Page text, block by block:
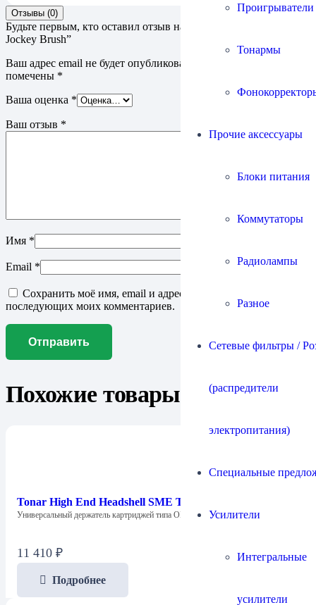
Тонармы
Прочие аксессуары
Блоки питания
Коммутаторы
Радиолампы
Разное
Сетевые фильтры /
(распредители
электропитания)
Специальные
Усилители
Интегральные
усилители
Отзывы (0)
Будьте первым, кто оставил отзыв на “Щетка Tonar 4272 Dust
Jockey Brush”
Ваш адрес email не будет опубликован.
помечены *
Ваша оценка *
Ваш отзыв *
Имя *
Email *
Сохранить моё имя, email и адрес сайта в этом браузере для
последующих моих комментариев.
Похожие товары
Tonar High End Headshell SME Type (4420)
Универсальный держатель картриджей типа OM в…
11 410 ₽
Подробнее